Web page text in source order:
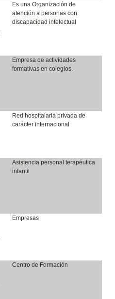
Es una Organización de
atención a personas con
discapacidad intelectual
Empresa de actividades
formativas en colegios.
Red hospitalaria privada de
carácter internacional
Asistencia personal terapéutica
infantil
Empresas
Centro de Formación